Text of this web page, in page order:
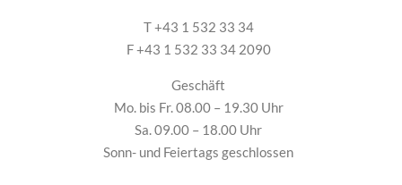
T +43 1 532 33 34
F +43 1 532 33 34 2090
Geschäft
Mo. bis Fr. 08.00 – 19.30 Uhr
Sa. 09.00 – 18.00 Uhr
Sonn- und Feiertags geschlossen